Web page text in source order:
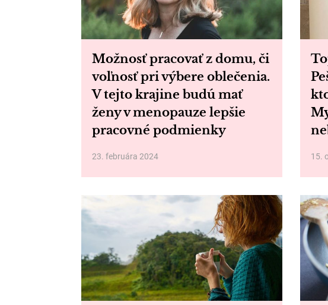
Možnosť pracovať z domu, či
voľnosť pri výbere oblečenia.
V tejto krajine budú mať
ženy v menopauze lepšie
pracovné podmienky
23. februára 2024 15.